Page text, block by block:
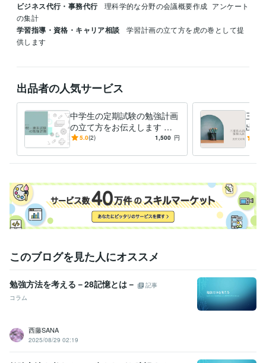
ビジネス代行・事務代行 理科学的な分野の会議概要作成 アンケート
の集計
学習指導・資格・キャリア相談
学習計画の立て方を虎の巻として提
供します
出品者の人気サービス
中学生の定期試験の勉強計画
の立て方をお伝えします な
りたい自分を目指して計画的
5.0(2) 1,500 円
三重
出題
英語
このブログを見た人にオススメ
勉強方法を考える－28記憶とは－
記事
コラム
西藤SANA
2025/08/29 02:19